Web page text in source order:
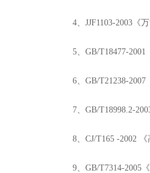
4、JJF1103-2003《万
5、GB/T18477-2001
6、GB/T21238-2007
7、GB/T18998.2-
8、CJ/T165 -2002 《
9、GB/T7314-2005《